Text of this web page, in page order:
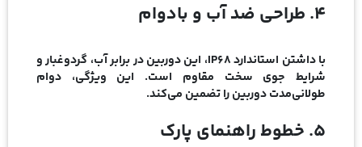
4. طراحی ضد آب و بادوام
با داشتن استاندارد IP68، این دوربین در برابر آب، گردوغبار و
شرایط جوی سخت مقاوم است. این ویژگی، دوام
طولانی‌مدت دوربین را تضمین می‌کند.
5. خطوط راهنمای پارک